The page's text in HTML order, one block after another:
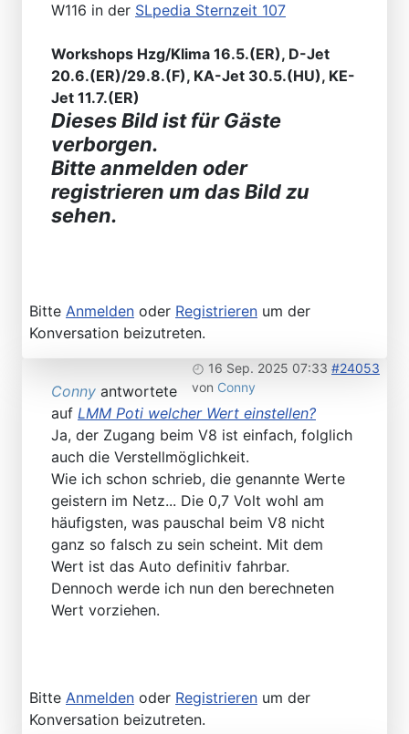
W116 in der SLpedia Sternzeit 107
Workshops Hzg/Klima 16.5.(ER), D-Jet
20.6.(ER)/29.8.(F), KA-Jet 30.5.(HU), KE-
Jet 11.7.(ER)
Dieses Bild ist für Gäste
verborgen.
Bitte anmelden oder
registrieren um das Bild zu
sehen.
Bitte Anmelden oder Registrieren um der
Konversation beizutreten.
16 Sep. 2025 07:33 #24053
von Conny
Conny antwortete
auf LMM Poti welcher Wert einstellen?
Ja, der Zugang beim V8 ist einfach, folglich
auch die Verstellmöglichkeit.
Wie ich schon schrieb, die genannte Werte
geistern im Netz... Die 0,7 Volt wohl am
häufigsten, was pauschal beim V8 nicht
ganz so falsch zu sein scheint. Mit dem
Wert ist das Auto definitiv fahrbar.
Dennoch werde ich nun den berechneten
Wert vorziehen.
Bitte Anmelden oder Registrieren um der
Konversation beizutreten.